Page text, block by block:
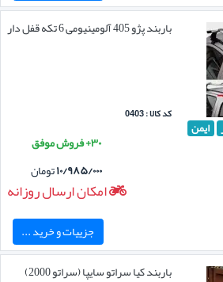
ایمن
باربند پژو 405 آلومینیومی 6 تکه قفل دار
کد کالا : 0403
۳۰+ فروش موفق
۱۰/۹۸۵/۰۰۰تومان
امکان ارسال روزانه
جزییات و خرید ...
باربند کیا سراتو سایپا (سراتو 2000)